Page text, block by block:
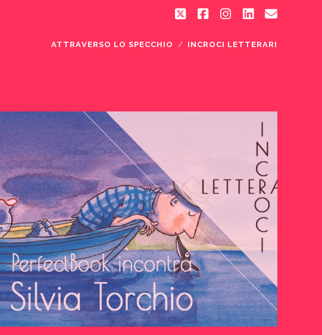
twitterfacebookinstagram
linkedin
email
ATTRAVERSO LO SPECCHIO INCROCI LETTERARI